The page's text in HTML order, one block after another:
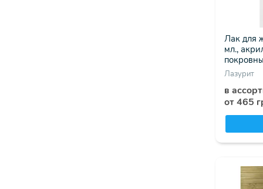
Лак для
мл.,
Лазурит
в
от 465